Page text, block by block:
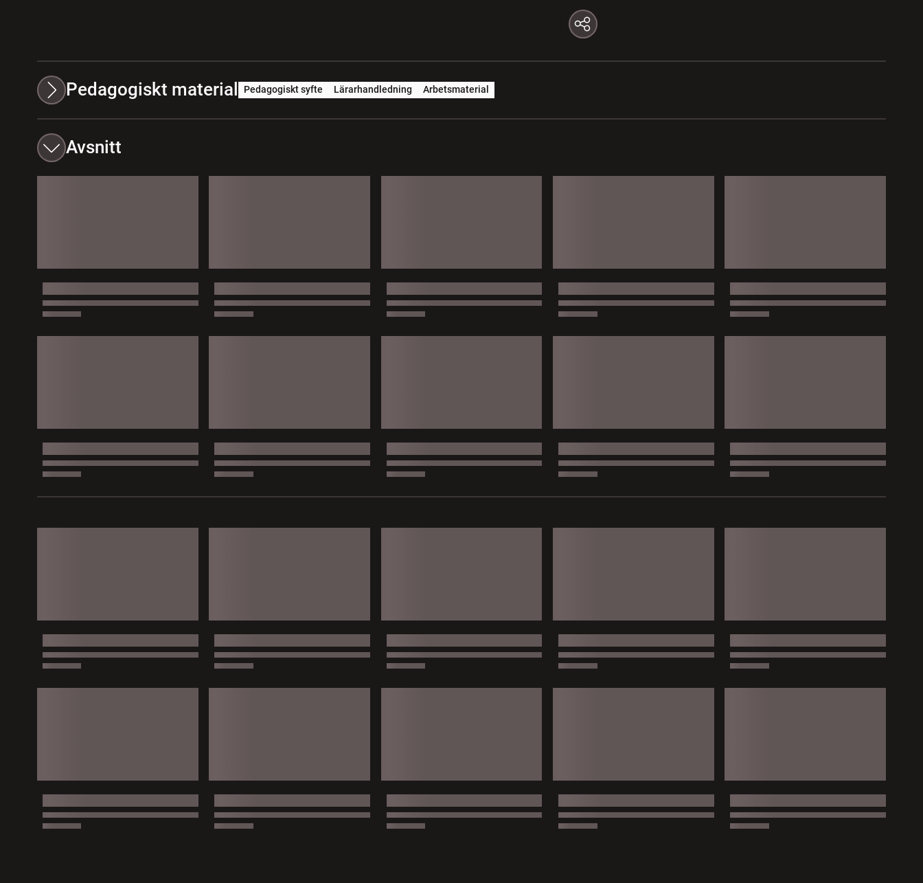
Pedagogiskt material Pedagogiskt syfte Lärarhandledning Arbetsmaterial
Avsnitt